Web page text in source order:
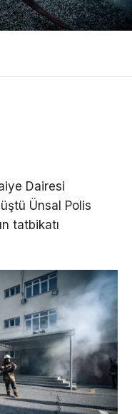
Dairesi
Ünsal Polis
tatbikatı